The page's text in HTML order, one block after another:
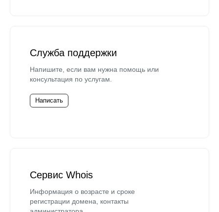
Служба поддержки
Напишите, если вам нужна помощь или
консультация по услугам.
Написать
Сервис Whois
Информация о возрасте и сроке
регистрации домена, контакты